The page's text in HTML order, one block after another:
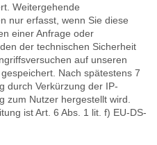
Weitergehende
nur erfasst, wenn Sie diese
einer Anfrage oder
der technischen Sicherheit
auf unseren
Nach spätestens 7
durch Verkürzung der IP-
zum Nutzer hergestellt wird.
ist Art. 6 Abs. 1 lit. f) EU-DS-